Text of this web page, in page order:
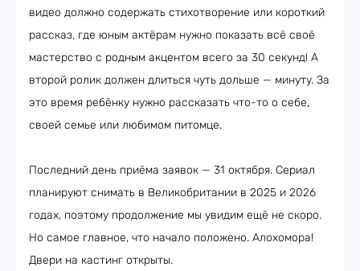
видео должно содержать стихотворение или короткий
рассказ, где юным актёрам нужно показать всё своё
мастерство с родным акцентом всего за 30 секунд! А
второй ролик должен длиться чуть дольше — минуту. За
это время ребёнку нужно рассказать что-то о себе,
своей семье или любимом питомце.
Последний день приёма заявок — 31 октября. Сериал
планируют снимать в Великобритании в 2025 и 2026
годах, поэтому продолжение мы увидим ещё не скоро.
Но самое главное, что начало положено. Алохомора!
Двери на кастинг открыты.